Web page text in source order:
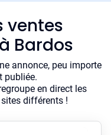
ventes
Bardos
annonce, peu importe
publiée.
en direct les
différents !